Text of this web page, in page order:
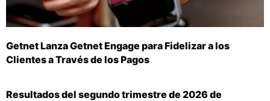
Getnet Lanza Getnet Engage para Fidelizar a los
Clientes a Través de los Pagos
Resultados del segundo trimestre de 2026 de